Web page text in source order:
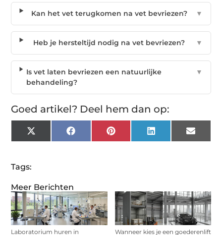
Meer Berichten
Laboratorium huren in Wanneer kies je een goederenlift
Kan het vet terugkomen na vet bevriezen? ▼
Heb je hersteltijd nodig na vet bevriezen? ▼
Is vet laten bevriezen een natuurlijke
behandeling?
▼
Goed artikel? Deel hem dan op:
X
(Twitter)
Facebook Pinterest LinkedIn Email
Tags: